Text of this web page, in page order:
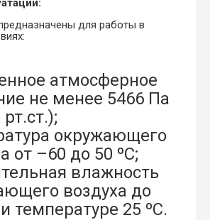
для работы в
атмосферное
не менее 5466 Па
окружающего
от –60 до 50 ºС;
влажность
воздуха до
температуре 25 ºС.